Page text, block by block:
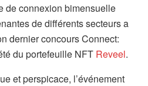
de connexion bimensuelle
de différents secteurs a
dernier concours Connect:
du portefeuille NFT Reveel.
et perspicace, l’événement